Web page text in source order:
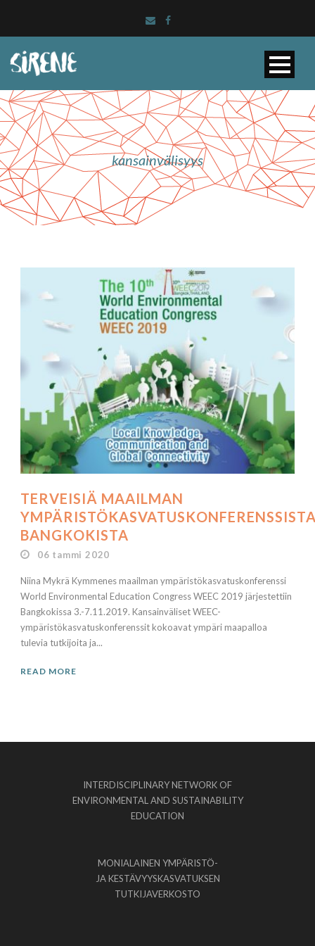
kansainvälisyys
TERVEISIÄ MAAILMAN
BANGKOKISTA
06 tammi 2020
Niina Mykrä Kymmenes maailman ympäristökasvatuskonferenssi
World Environmental Education Congress WEEC 2019 järjestettiin
Bangkokissa 3.-7.11.2019. Kansainväliset WEEC-
ympäristökasvatuskonferenssit kokoavat ympäri maapalloa
tulevia tutkijoita ja...
READ MORE
INTERDISCIPLINARY NETWORK OF
ENVIRONMENTAL AND SUSTAINABILITY
EDUCATION
MONIALAINEN YMPÄRISTÖ-
JA KESTÄVYYSKASVATUKSEN
TUTKIJAVERKOSTO